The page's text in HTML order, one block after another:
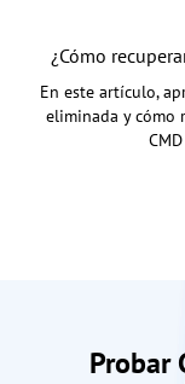
¿Cómo
En este artículo,
eliminada y cómo
Probar